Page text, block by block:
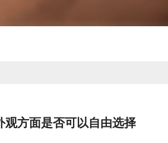
观方面是否可以自由选择